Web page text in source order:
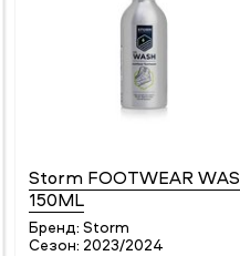
Storm FOOTWEAR
150ML
Бренд: Storm
Сезон: 2023/2024